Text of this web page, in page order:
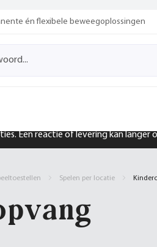
Een reactie of levering kan
én flexibele beweegoplossingen
Spelen per locatie